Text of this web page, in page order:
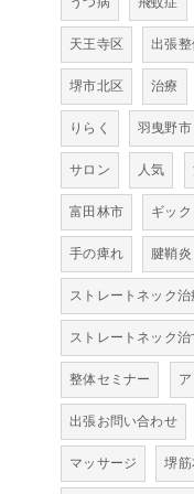
天王寺区 出張整
堺市北区 治療
りらく 羽曳野市
サロン 人気
富田林市 ギッ
手の痺れ 腱鞘炎
ストレートネック治
ストレートネック治
整体セミナー
出張お問い合わせ
マッサージ 堺